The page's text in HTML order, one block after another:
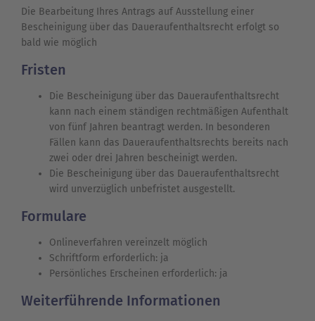
Die Bearbeitung Ihres Antrags auf Ausstellung einer
Bescheinigung über das Daueraufenthaltsrecht erfolgt so
bald wie möglich
Fristen
Die Bescheinigung über das Daueraufenthaltsrecht
kann nach einem ständigen rechtmäßigen Aufenthalt
von fünf Jahren beantragt werden. In besonderen
Fällen kann das Daueraufenthaltsrechts bereits nach
zwei oder drei Jahren bescheinigt werden.
Die Bescheinigung über das Daueraufenthaltsrecht
wird unverzüglich unbefristet ausgestellt.
Formulare
Onlineverfahren vereinzelt möglich
Schriftform erforderlich: ja
Persönliches Erscheinen erforderlich: ja
Weiterführende Informationen